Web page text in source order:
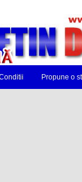
Propune o